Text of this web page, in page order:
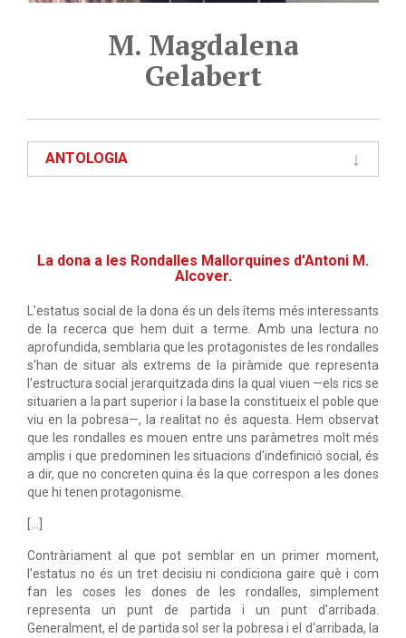
M. Magdalena
Gelabert
ANTOLOGIA
La dona a les Rondalles Mallorquines d'Antoni M.
Alcover.
L'estatus social de la dona és un dels ítems més interessants
de la recerca que hem duit a terme. Amb una lectura no
aprofundida, semblaria que les protagonistes de les rondalles
s'han de situar als extrems de la piràmide que representa
l'estructura social jerarquitzada dins la qual viuen —els rics se
situarien a la part superior i la base la constitueix el poble que
viu en la pobresa—, la realitat no és aquesta. Hem observat
que les rondalles es mouen entre uns paràmetres molt més
amplis i que predominen les situacions d'indefinició social, és
a dir, que no concreten quina és la que correspon a les dones
que hi tenen protagonisme.
Contràriament al que pot semblar en un primer moment,
l'estatus no és un tret decisiu ni condiciona gaire què i com
fan les coses les dones de les rondalles, simplement
representa un punt de partida i un punt d'arribada.
Generalment, el de partida sol ser la pobresa i el d'arribada, la